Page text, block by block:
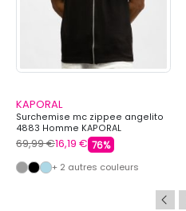
KAPORAL
Surchemise mc zippee angelito
4883 Homme KAPORAL
69,99 €16,19 € 76%
+ 2 autres couleurs